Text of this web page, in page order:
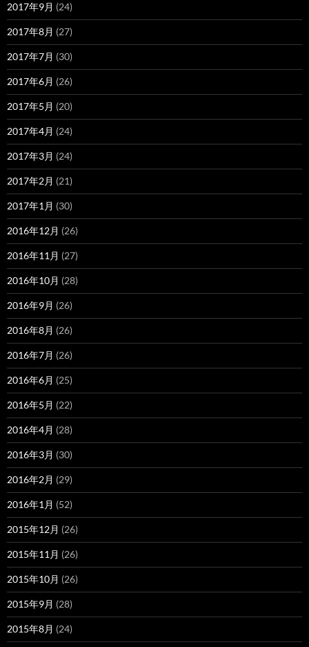
2017年9月 (24)
2017年8月 (27)
2017年7月 (30)
2017年6月 (26)
2017年5月 (20)
2017年4月 (24)
2017年3月 (24)
2017年2月 (21)
2017年1月 (30)
2016年12月 (26)
2016年11月 (27)
2016年10月 (28)
2016年9月 (26)
2016年8月 (26)
2016年7月 (26)
2016年6月 (25)
2016年5月 (22)
2016年4月 (28)
2016年3月 (30)
2016年2月 (29)
2016年1月 (52)
2015年12月 (26)
2015年11月 (26)
2015年10月 (26)
2015年9月 (28)
2015年8月 (24)